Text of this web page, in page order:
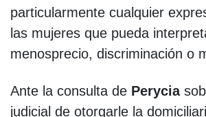
particularmente cualquier
las mujeres que pueda
menosprecio, discriminación o
Ante la consulta de Perycia
judicial de otorgarle la